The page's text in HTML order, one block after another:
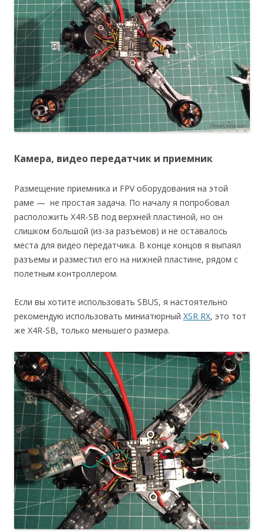
Камера, видео передатчик и приемник
Размещение приемника и FPV оборудования на этой
раме — не простая задача. По началу я попробовал
расположить X4R-SB под верхней пластиной, но он
слишком большой (из-за разъемов) и не оставалось
места для видео передатчика. В конце концов я выпаял
разъемы и разместил его на нижней пластине, рядом с
полетным контроллером.
Если вы хотите использовать SBUS, я настоятельно
рекомендую использовать миниатюрный XSR RX, это тот
же X4R-SB, только меньшего размера.